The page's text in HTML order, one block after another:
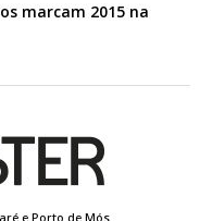
marcam 2015 na
e Porto de Mós